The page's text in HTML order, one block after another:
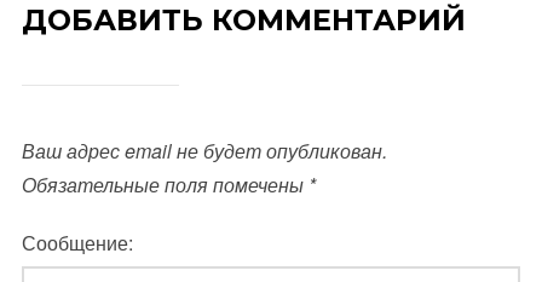
ДОБАВИТЬ КОММЕНТАРИЙ
Ваш адрес email не будет опубликован.
Обязательные поля помечены *
Сообщение: